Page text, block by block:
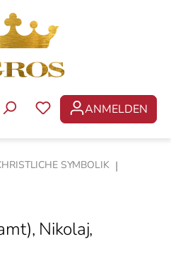
DU HAST 0
ANMELDEN
SYMBOLIK |
Nikolaj,